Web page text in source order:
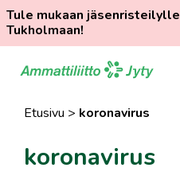
Tule mukaan jäsenristeilylle
Tukholmaan!
suoraan
Etusivu > koronavirus
koronavirus